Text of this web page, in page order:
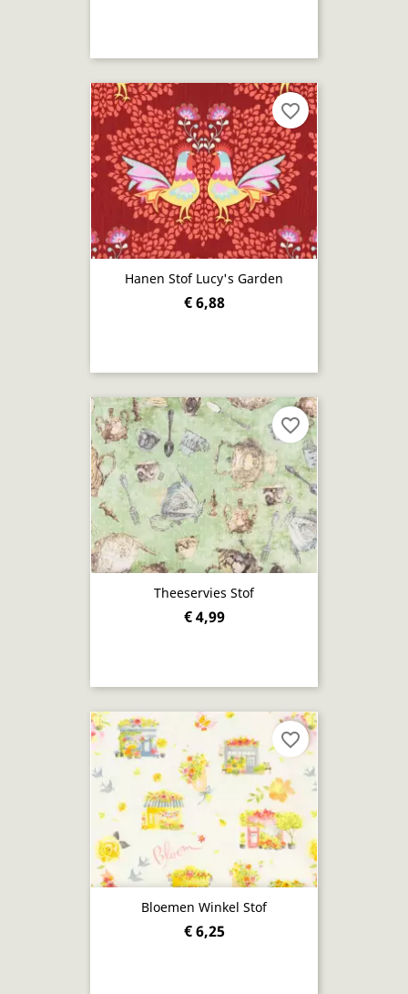
Hanen Stof Lucy's Garden
€ 6,88
favorite_border
Theeservies Stof
€ 4,99
favorite_border
Bloemen Winkel Stof
€ 6,25
favorite_border